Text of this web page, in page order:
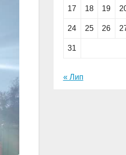
17 18 19
24 25 26
31
« Лип